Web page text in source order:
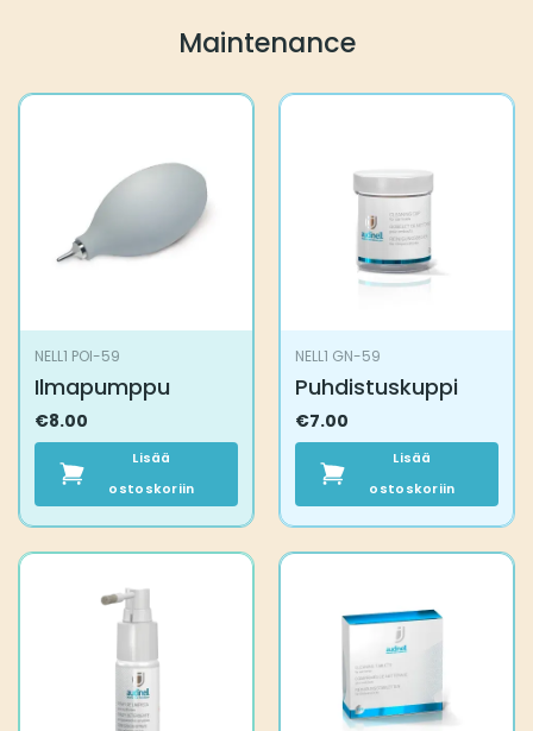
Maintenance
NELL1 POI-59
Ilmapumppu
€8.00
Lisää
ostoskoriin
NELL1 GN-59
Puhdistuskuppi
€7.00
Lisää
ostoskoriin